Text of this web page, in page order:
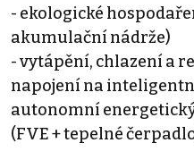
- ekologické
akumulační nádrže)
- vytápění, chlazení a
napojení na
autonomní energetický
(FVE + tepelné